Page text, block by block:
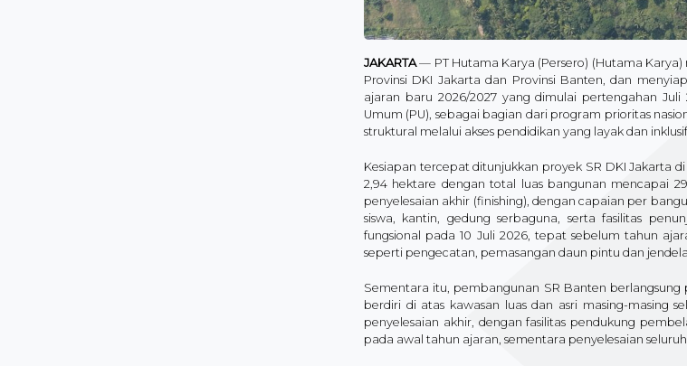
JAKARTA— PT Hutama Karya (Persero) (Hutama
Provinsi DKI Jakarta dan Provinsi Banten, dan
ajaran baru 2026/2027 yang dimulai pertengahan
Umum (PU), sebagai bagian dari program prioritas
struktural melalui akses pendidikan yang layak dan
Kesiapan tercepat ditunjukkan proyek SR DKI Jakarta
2,94 hektare dengan total luas bangunan mencapai
penyelesaian akhir (finishing), dengan capaian per
siswa, kantin, gedung serbaguna, serta fasilitas
fungsional pada 10 Juli 2026, tepat sebelum tahun
seperti pengecatan, pemasangan daun pintu dan
Sementara itu, pembangunan SR Banten
berdiri di atas kawasan luas dan asri masing-masing
penyelesaian akhir, dengan fasilitas pendukung
pada awal tahun ajaran, sementara penyelesaian